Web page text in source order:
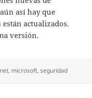
así hay que
actualizados.
versión.
, microsoft,seguridad